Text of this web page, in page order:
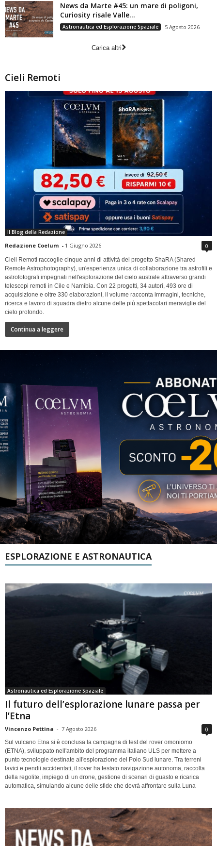
News da Marte #45: un mare di poligoni,
Curiosity risale Valle...
Astronautica ed Esplorazione Spaziale 5 Agosto 2026
Carica altri
Cieli Remoti
Il Blog della Redazione
Redazione Coelum - 1 Giugno 2026 0
Cieli Remoti raccoglie cinque anni di attività del progetto ShaRA (Shared
Remote Astrophotography), un'esperienza unica di collaborazione tra astrofili e
astrofotografi impegnati nell'esplorazione del cielo australe attraverso grandi
telescopi remoti in Cile e Namibia. Con 22 progetti, 34 autori, 493 ore di
acquisizione e oltre 330 elaborazioni, il volume racconta immagini, tecniche,
ricerca e lavoro di squadra dietro alcune delle più spettacolari meraviglie del
cielo profondo.
Continua a leggere
ESPLORAZIONE E ASTRONAUTICA
Astronautica ed Esplorazione Spaziale
Il futuro dell’esplorazione lunare passa per
l’Etna
Vincenzo Pettina - 7 Agosto 2026 0
Sul vulcano Etna si è conclusa la campagna di test del rover omoniomo
(ETNA), sviluppato nell'ambito del programma italiano ULS per mettere a
punto tecnologie destinate all'esplorazione del Polo Sud lunare. Tra terreni
lavici e pendii accidentati, il rover ha testato navigazione autonoma, raccolta
della regolite, impiego di un drone, gestione di scenari di guasto e ricarica
automatica, simulando alcune delle sfide che dovrà affrontare sulla Luna